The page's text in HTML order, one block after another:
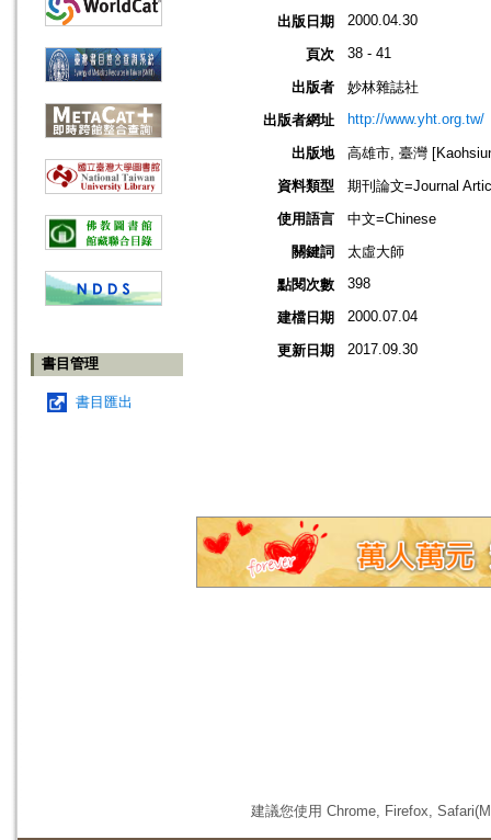
書目管理
書目匯出
出版日期 2000.04.30
頁次 38 - 41
出版者
妙林雜誌社
出版者網址
http://www.yht.org.tw/
出版地
高雄市, 臺灣
資料類型
期刊論文=Journal
使用語言
中文=Chinese
關鍵詞
太虛大師
點閱次數
398
建檔日期 2000.07.04
更新日期 2017.09.30
建議您使用 Chrome, Firefox,